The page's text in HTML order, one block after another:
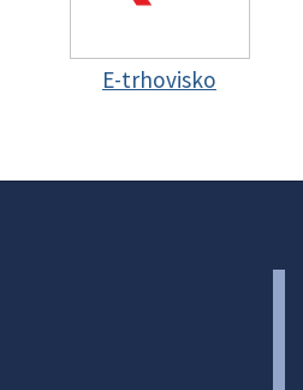
E-trhovisko